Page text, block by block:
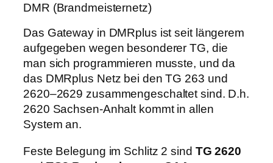
DMR (Brandmeisternetz)
Das Gateway in DMRplus ist seit längerem
aufgegeben wegen besonderer TG, die
man sich programmieren musste, und da
das DMRplus Netz bei den TG 263 und
2620–2629 zusammengeschaltet sind. D.h.
2620 Sachsen-Anhalt kommt in allen
System an.
Feste Belegung im Schlitz 2 sind TG 2620